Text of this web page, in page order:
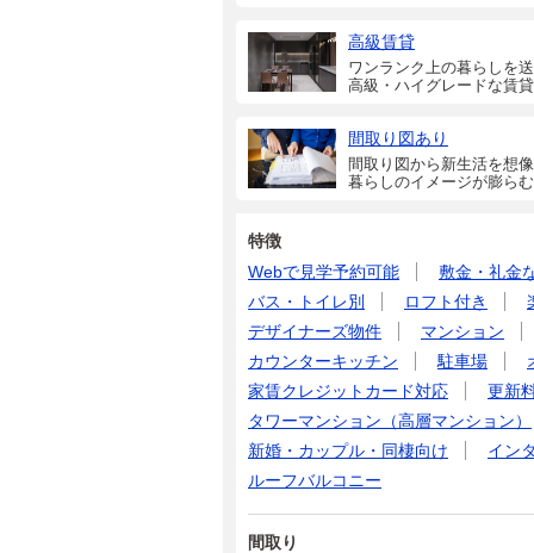
高級賃貸
ワンランク上の暮らしを
高級・ハイグレードな賃
間取り図あり
間取り図から新生活を想
暮らしのイメージが膨ら
特徴
Webで見学予約可能
敷金・礼金
バス・トイレ別
ロフト付き
デザイナーズ物件
マンション
カウンターキッチン
駐車場
家賃クレジットカード対応
更新
タワーマンション（高層マンション）
新婚・カップル・同棲向け
イン
ルーフバルコニー
間取り